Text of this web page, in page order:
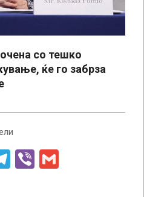
со тешко
ќе го забрза
Telegram
Viber